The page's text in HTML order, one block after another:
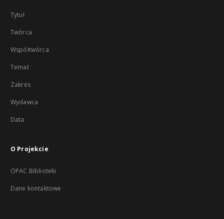
Tytuł
Twórca
Współtwórca
Temat
Zakres
Wydawca
Data
O Projekcie
OPAC Biblioteki
Dane kontaktowe